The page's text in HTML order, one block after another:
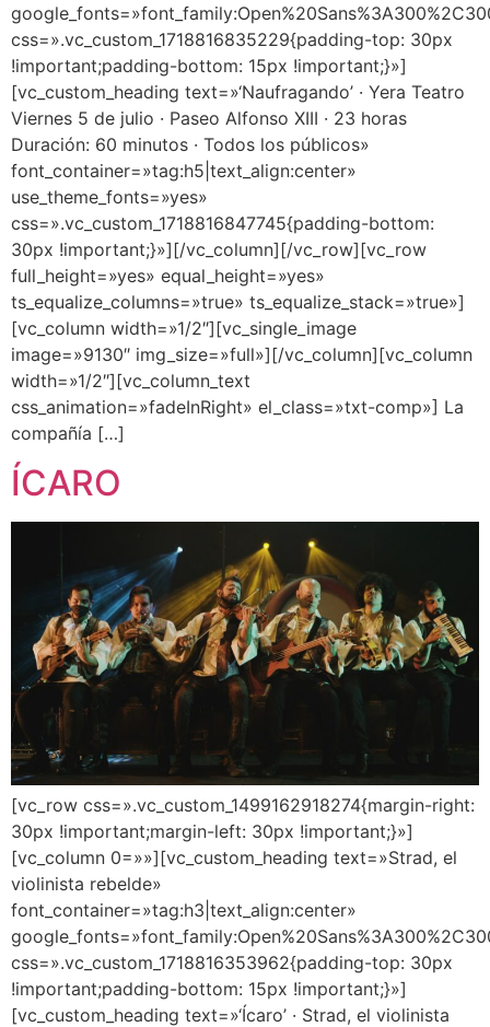
css=».vc_custom_1718816835229{padding-top: 30px
!important;padding-bottom: 15px !important;}»]
[vc_custom_heading text=»‘Naufragando’ · Yera Teatro
Viernes 5 de julio · Paseo Alfonso XIII · 23 horas
Duración: 60 minutos · Todos los públicos»
font_container=»tag:h5|text_align:center»
use_theme_fonts=»yes»
css=».vc_custom_1718816847745{padding-bottom:
30px !important;}»][/vc_column][/vc_row][vc_row
full_height=»yes» equal_height=»yes»
ts_equalize_columns=»true» ts_equalize_stack=»true»]
[vc_column width=»1/2″][vc_single_image
image=»9130″ img_size=»full»][/vc_column][vc_column
width=»1/2″][vc_column_text
css_animation=»fadeInRight» el_class=»txt-comp»] La
compañía […]
ÍCARO
[vc_row css=».vc_custom_1499162918274{margin-right:
30px !important;margin-left: 30px !important;}»]
[vc_column 0=»»][vc_custom_heading text=»Strad, el
violinista rebelde»
font_container=»tag:h3|text_align:center»
css=».vc_custom_1718816353962{padding-top: 30px
!important;padding-bottom: 15px !important;}»]
[vc_custom_heading text=»‘Ícaro’ · Strad, el violinista